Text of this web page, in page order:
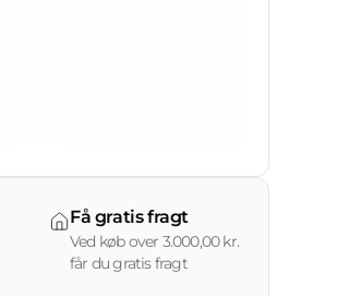
Få gratis fragt
Ved køb over 3.000,00 kr.
får du gratis fragt